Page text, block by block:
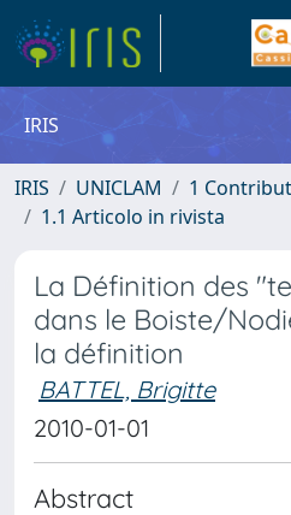
IRIS
IRIS UNICLAM
1
1.1 Articolo in rivista
La Définition des
dans le Boiste/
la définition
BATTEL, Brigitte
2010-01-01
Abstract